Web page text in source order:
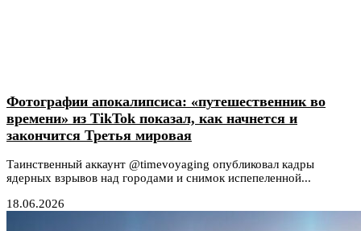
Фотографии апокалипсиса: «путешественник во
времени» из TikTok показал, как начнется и
закончится Третья мировая
Таинственный аккаунт @timevoyaging опубликовал кадры
ядерных взрывов над городами и снимок испепеленной...
18.06.2026